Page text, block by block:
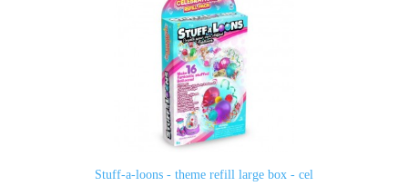
Stuff-a-loons - theme refill large box - cel